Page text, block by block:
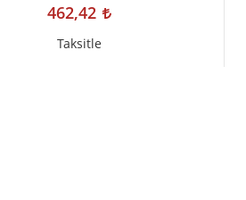
462,42
Taksitle